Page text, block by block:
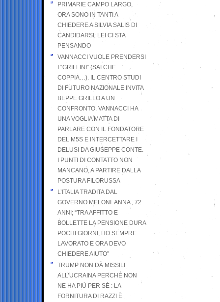
PRIMARIE CAMPO LARGO,
ORA SONO IN TANTI A
CHIEDERE A SILVIA SALIS DI
CANDIDARSI: LEI CI STA
PENSANDO
VANNACCI VUOLE PRENDERSI
I “GRILLINI” (SAI CHE
COPPIA…). IL CENTRO STUDI
DI FUTURO NAZIONALE INVITA
BEPPE GRILLO A UN
CONFRONTO. VANNACCI HA
UNA VOGLIA MATTA DI
PARLARE CON IL FONDATORE
DEL M5S E INTERCETTARE I
DELUSI DA GIUSEPPE CONTE.
I PUNTI DI CONTATTO NON
MANCANO, A PARTIRE DALLA
POSTURA FILORUSSA
L’ITALIA TRADITA DAL
GOVERNO MELONI. ANNA , 72
ANNI; “TRA AFFITTO E
BOLLETTE LA PENSIONE DURA
POCHI GIORNI, HO SEMPRE
LAVORATO E ORA DEVO
CHIEDERE AIUTO”
TRUMP NON DÀ MISSILI
ALL’UCRAINA PERCHÉ NON
NE HA PIÙ PER SÉ : LA
FORNITURA DI RAZZI È